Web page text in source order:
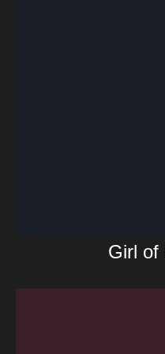
Girl of